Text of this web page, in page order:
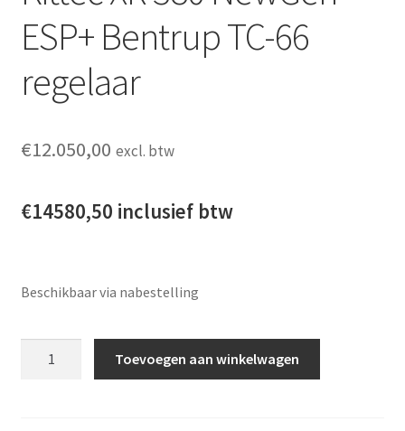
ESP+ Bentrup TC-66
regelaar
€12.050,00 excl. btw
€14580,50 inclusief btw
Beschikbaar via nabestelling
Toevoegen aan winkelwagen